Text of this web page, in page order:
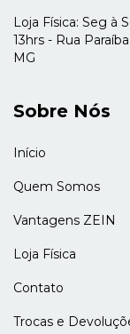
Loja Física: Seg à
13hrs - Rua
MG
Sobre Nós
Início
Quem Somos
Vantagens ZEIN
Loja Física
Contato
Trocas e